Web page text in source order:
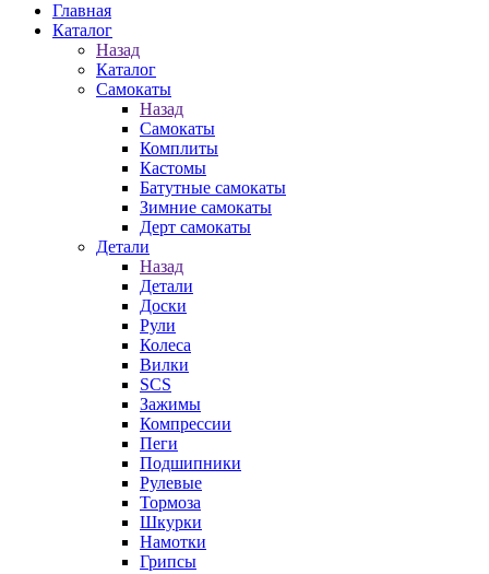
Главная
Каталог
Назад
Каталог
Самокаты
Назад
Самокаты
Комплиты
Кастомы
Батутные самокаты
Зимние самокаты
Дерт самокаты
Детали
Назад
Детали
Доски
Рули
Колеса
Вилки
SCS
Зажимы
Компрессии
Пеги
Подшипники
Рулевые
Тормоза
Шкурки
Намотки
Грипсы